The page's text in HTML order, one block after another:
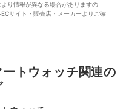
り情報が異なる場合がありますの
サイト・販売店・メーカーよりご確
トウォッチ関連の